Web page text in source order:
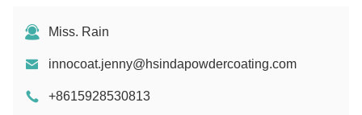
Miss. Rain
innocoat.jenny@hsindapowdercoating.com
+8615928530813